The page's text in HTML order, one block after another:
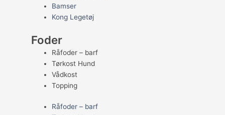
Bamser
Kong Legetøj
Foder
Råfoder – barf
Tørkost Hund
Vådkost
Topping
Råfoder – barf